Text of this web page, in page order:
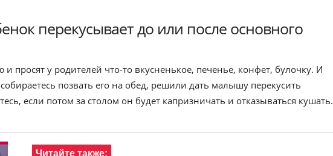
перекусывает до или после основного
и просят у родителей что-то вкусненькое, печенье, конфет, булочку. И
позвать его на обед, решили дать малышу перекусить
если потом за столом он будет капризничать и отказываться кушать.
Читайте также: